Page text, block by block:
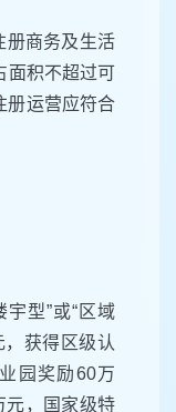
册商务及生活
面积不超过可
册运营应符合
型”或“区域
获得区级认
园奖励60万
元，国家级特